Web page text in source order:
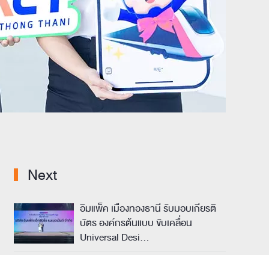
Next
อิมแพ็ค เมืองทองธานี รับมอบเกียรติ
บัตร องค์กรต้นแบบขับเคลื่อน
Universal Desi…